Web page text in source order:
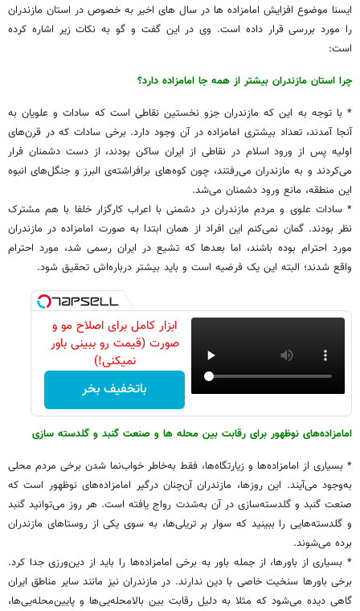
ایسنا موضوع افزایش امامزاده ها در سال های اخیر به خصوص در استان مازندران
را مورد بررسی قرار داده است. وی در این گفت و گو به نکات زیر اشاره کرده
است:
چرا استان مازندران بیشتر از همه جا امامزاده دارد؟
* با توجه به این‌ که مازندران جزو نخستین نقاطی است که سادات و علویان به
آنجا آمدند، تعداد بیشتری امامزاده در آن وجود دارد. برخی سادات که در قرن‌های
اولیه پس از ورود اسلام در نقاطی از ایران ساکن بودند، از دست دشمنان فرار
می‌کردند و به مازندران می‌رفتند، چون کوه‌های برافراشته‌ی البرز و جنگل‌های انبوه
این‌ منطقه، مانع ورود دشمنان می‌شد.
* سادات علوی و مردم مازندران در دشمنی با اعراب کارگزار خلفا با هم مشترک
نظر بودند. گمان نمی‌کنم این افراد از همان ابتدا به‌ صورت امامزاده در مازندران
مورد احترام بوده باشند، اما بعدها که تشیع در ایران رسمی شد، مورد احترام
واقع شدند؛ البته این یک فرضیه است و باید بیشتر درباره‌اش تحقیق شود.
ابزار کامل برای اصلاح مو و
صورت (قیمت رو ببینی باور
نمیکنی!)
باتخفیف بخر
امامزاده‌های نوظهور برای رقابت بین محله ها و صنعت گنبد و گلدسته سازی
* بسیاری از امامزاده‌ها و زیارتگاه‌ها، فقط به‌خاطر خواب‌نما شدن برخی مردم محلی
به‌وجود می‌آیند. این روزها، مازندران آن‌چنان درگیر امامزاده‌های نوظهور است که
صنعت گنبد و گلدسته‌سازی در آن به‌شدت رواج یافته است. هر روز می‌توانید گنبد
و گلدسته‌هایی را ببینید که سوار بر تریلی‌ها، به سوی یکی از روستاهای مازندران
برده می‌شوند.
* بسیاری از باورها، از جمله باور به برخی امامزاده‌ها را باید از دین‌ورزی جدا کرد.
برخی باورها سنخیت خاصی با دین ندارند. در مازندران نیز مانند سایر مناطق ایران
گاهی دیده می‌شود که مثلا به ‌دلیل رقابت‌ بین بالامحله‌یی‌ها و پایین‌محله‌یی‌ها،